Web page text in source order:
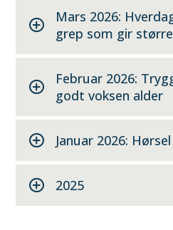
Mars 2026:
grep som gir
Februar 2026:
godt voksen alder
Januar 2026: Hørsel
2025